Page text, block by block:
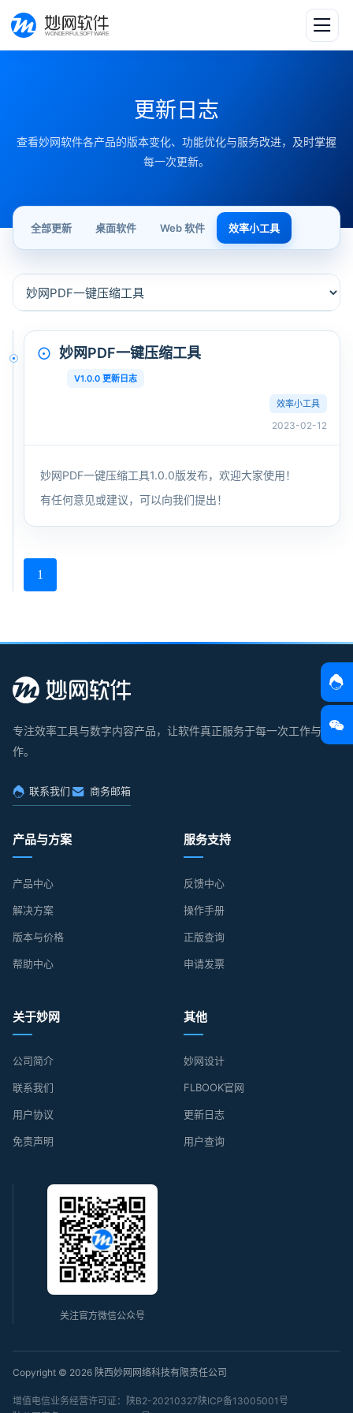
更新日志
查看妙网软件各产品的版本变化、功能优化与服务改进，及时掌握
每一次更新。
全部更新 桌面软件 Web 软件 效率小工具
妙网PDF一键压缩工具
V1.0.0 更新日志
效率小工具
2023-02-12
妙网PDF一键压缩工具1.0.0版发布，欢迎大家使用！
有任何意见或建议，可以向我们提出！
1
专注效率工具与数字内容产品，让软件真正服务于每一次工作与创
作。
联系我们 商务邮箱
产品与方案
产品中心
解决方案
版本与价格
帮助中心
服务支持
反馈中心
操作手册
正版查询
申请发票
关于妙网
公司简介
联系我们
用户协议
免责声明
其他
妙网设计
FLBOOK官网
更新日志
用户查询
关注官方微信公众号
Copyright © 2026 陕西妙网网络科技有限责任公司
增值电信业务经营许可证：陕B2-20210327 陕ICP备13005001号